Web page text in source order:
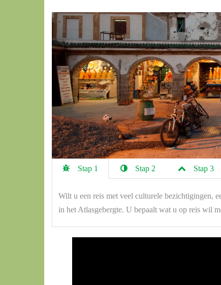
Stap 1 Stap 2 Stap 3
Wilt u een reis met veel culturele bezichtigingen,
in het Atlasgebergte. U bepaalt wat u op reis wil